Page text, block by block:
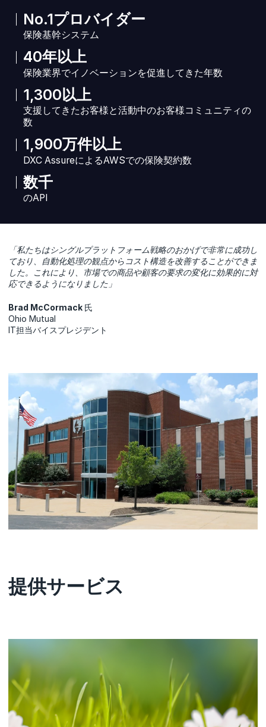
No.1プロバイダー
保険基幹システム
40年以上
保険業界でイノベーションを促進してきた年数
1,300以上
支援してきたお客様と活動中のお客様コミュニティの
数
1,900万件以上
DXC AssureによるAWSでの保険契約数
数千
のAPI
「私たちはシングルプラットフォーム戦略のおかげで非常に成功し
ており、自動化処理の観点からコスト構造を改善することができま
した。これにより、市場での商品や顧客の要求の変化に効果的に対
応できるようになりました」
Brad McCormack 氏
Ohio Mutual
IT担当バイスプレジデント
提供サービス